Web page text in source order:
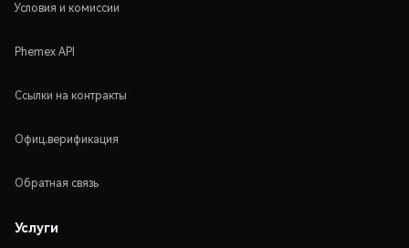
Условия и комиссии
Phemex API
Ссылки на контракты
Офиц.верификация
Обратная связь
Услуги